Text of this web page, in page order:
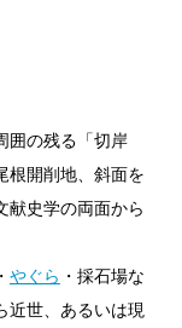
囲の残る「切岸
根開削地、斜面を
献史学の両面から
やぐら ・採石場な
近世、あるいは現